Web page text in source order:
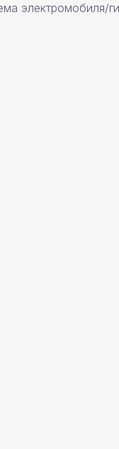
электромобиля/